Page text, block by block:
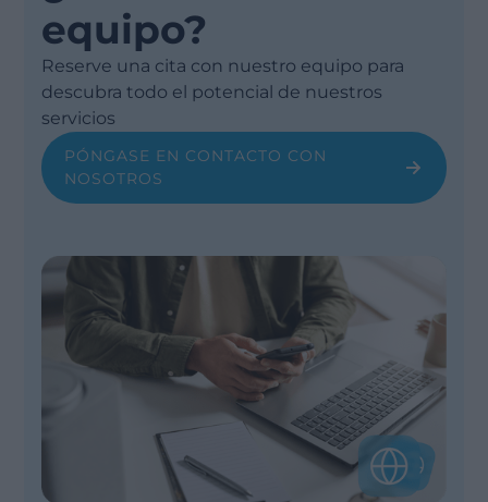
equipo?
Reserve una cita con nuestro equipo para
descubra todo el potencial de nuestros
servicios
PÓNGASE EN CONTACTO CON
NOSOTROS